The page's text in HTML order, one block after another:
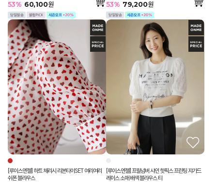
53% 60,100원 53% 79,200원
[루이스엔젤] 하트 체리시 리본타이SET 여리여리
쉬폰 블라우스
[루이스엔젤] 프릴넘버 샤인 핫픽스 프린팅 쟈가드
레이스 소매 배색 블라우스 티